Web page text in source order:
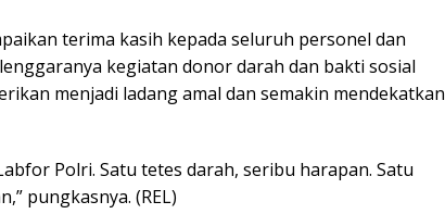
terima kasih kepada seluruh personel dan
kegiatan donor darah dan bakti sosial
menjadi ladang amal dan semakin mendekatkan
Polri. Satu tetes darah, seribu harapan. Satu
pungkasnya. (REL)